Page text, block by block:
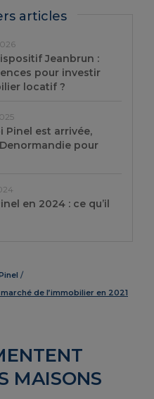
de l’immobilier en 2021
MAISONS
articles
Jeanbrun :
pour investir
locatif ?
Pinel est arrivée,
pour
en 2024 : ce qu’il